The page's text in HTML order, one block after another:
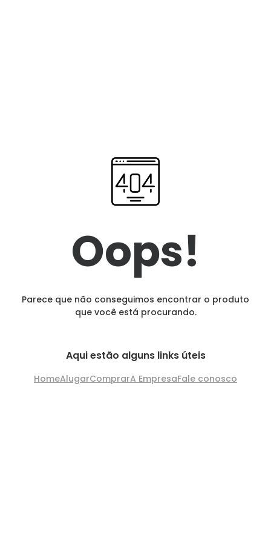
Oops!
Parece que não conseguimos encontrar o produto
que você está procurando.
Aqui estão alguns links úteis
HomeAlugarComprarA EmpresaFale conosco